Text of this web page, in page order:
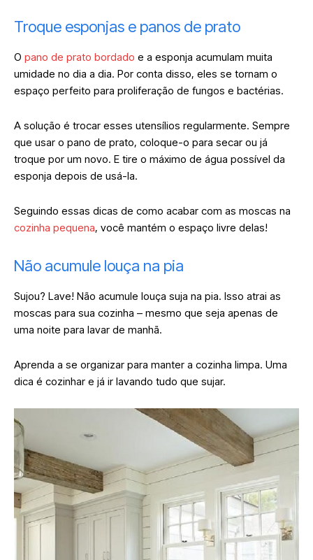
Troque esponjas e panos de prato
O pano de prato bordado e a esponja acumulam muita
umidade no dia a dia. Por conta disso, eles se tornam o
espaço perfeito para proliferação de fungos e bactérias.
A solução é trocar esses utensílios regularmente. Sempre
que usar o pano de prato, coloque-o para secar ou já
troque por um novo. E tire o máximo de água possível da
esponja depois de usá-la.
Seguindo essas dicas de como acabar com as moscas na
cozinha pequena, você mantém o espaço livre delas!
Não acumule louça na pia
Sujou? Lave! Não acumule louça suja na pia. Isso atrai as
moscas para sua cozinha – mesmo que seja apenas de
uma noite para lavar de manhã.
Aprenda a se organizar para manter a cozinha limpa. Uma
dica é cozinhar e já ir lavando tudo que sujar.